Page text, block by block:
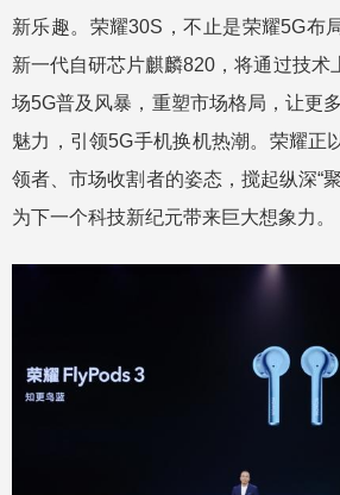
新乐趣。荣耀30S，不止是荣耀5G布
新一代自研芯片麒麟820，将通过技术
场5G普及风暴，重塑市场格局，让更
魅力，引领5G手机换机热潮。荣耀正
领者、市场收割者的姿态，搅起纵深“
为下一个科技新纪元带来巨大想象力。